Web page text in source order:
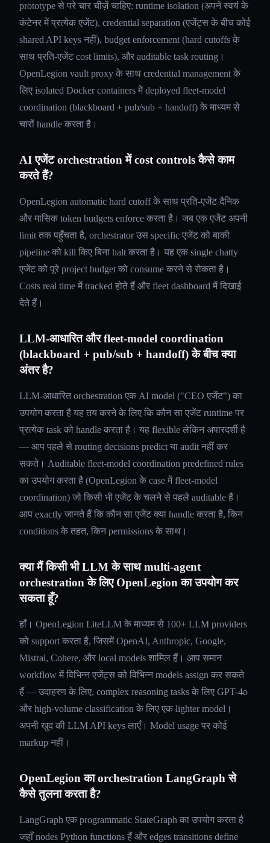
prototype से परे चार चीज़ें चाहिए: runtime isolation (अपने स्वयं के
कंटेनर में प्रत्येक एजेंट), credential separation (एजेंट्स के बीच कोई
shared API keys नहीं), budget enforcement (hard cutoffs के
साथ प्रति-एजेंट cost limits), और auditable task routing।
OpenLegion vault proxy के साथ credential management के
लिए isolated Docker containers में deployed fleet-model
coordination (blackboard + pub/sub + handoff) के माध्यम से
चारों handle करता है।
AI एजेंट orchestration में cost controls कैसे काम
करते हैं?
OpenLegion automatic hard cutoff के साथ प्रति-एजेंट दैनिक
और मासिक token budgets enforce करता है। जब एक एजेंट अपनी
limit तक पहुँचता है, orchestrator उस specific एजेंट को बाकी
pipeline को kill किए बिना halt करता है। यह एक single chatty
एजेंट को पूरे project budget को consume करने से रोकता है।
Costs real time में tracked होते हैं और fleet dashboard में दिखाई
देते हैं।
LLM-आधारित और fleet-model coordination
(blackboard + pub/sub + handoff) के बीच क्या
अंतर है?
LLM-आधारित orchestration एक AI model ("CEO एजेंट") का
उपयोग करता है यह तय करने के लिए कि कौन सा एजेंट runtime पर
प्रत्येक task को handle करता है। यह flexible लेकिन अपारदर्शी है
— आप पहले से routing decisions predict या audit नहीं कर
सकते। Auditable fleet-model coordination predefined rules
का उपयोग करता है (OpenLegion के case में fleet-model
coordination) जो किसी भी एजेंट के चलने से पहले auditable हैं।
आप exactly जानते हैं कि कौन सा एजेंट क्या handle करता है, किन
conditions के तहत, किन permissions के साथ।
क्या मैं किसी भी LLM के साथ multi-agent
orchestration के लिए OpenLegion का उपयोग कर
सकता हूँ?
हाँ। OpenLegion LiteLLM के माध्यम से 100+ LLM providers
को support करता है, जिसमें OpenAI, Anthropic, Google,
Mistral, Cohere, और local models शामिल हैं। आप समान
workflow में विभिन्न एजेंट्स को विभिन्न models assign कर सकते
हैं — उदाहरण के लिए, complex reasoning tasks के लिए GPT-4o
और high-volume classification के लिए एक lighter model।
अपनी खुद की LLM API keys लाएँ। Model usage पर कोई
markup नहीं।
OpenLegion का orchestration LangGraph से
कैसे तुलना करता है?
LangGraph एक programmatic StateGraph का उपयोग करता है
जहाँ nodes Python functions हैं और edges transitions define